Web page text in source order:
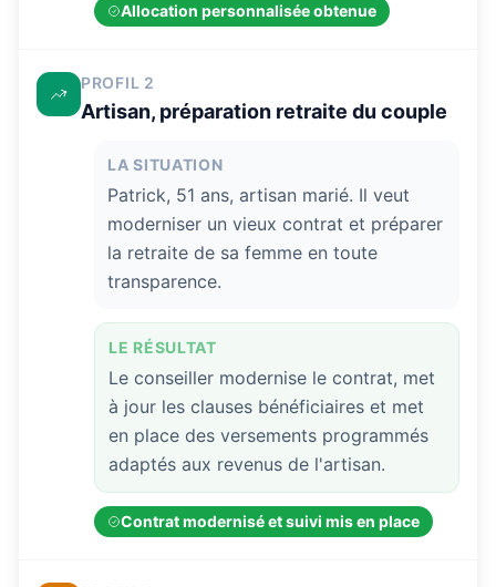
Allocation personnalisée obtenue
PROFIL 2
Artisan, préparation retraite du couple
LA SITUATION
Patrick, 51 ans, artisan marié. Il veut
moderniser un vieux contrat et préparer
la retraite de sa femme en toute
transparence.
LE RÉSULTAT
Le conseiller modernise le contrat, met
à jour les clauses bénéficiaires et met
en place des versements programmés
adaptés aux revenus de l'artisan.
Contrat modernisé et suivi mis en place